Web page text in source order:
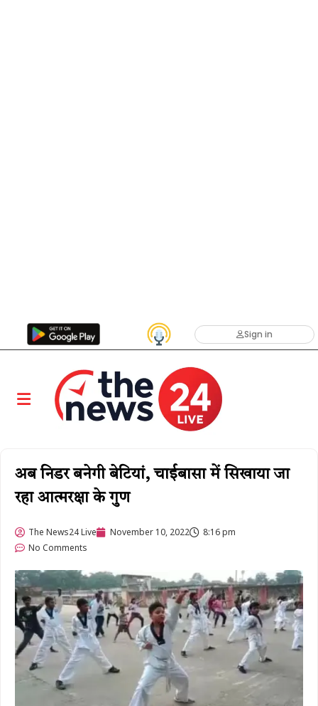
Sign in
अब निडर बनेगी बेटियां, चाईबासा में सिखाया जा
रहा आत्मरक्षा के गुण
The News24 Live November 10, 2022
8:16 pm
No Comments